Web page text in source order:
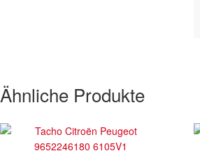
Ähnliche Produkte